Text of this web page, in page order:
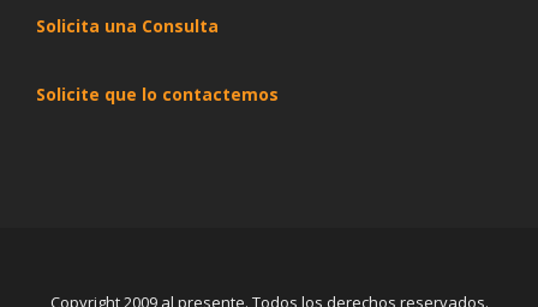
Solicita una Consulta
Solicite que lo contactemos
Copyright 2009 al presente. Todos los derechos reservados.